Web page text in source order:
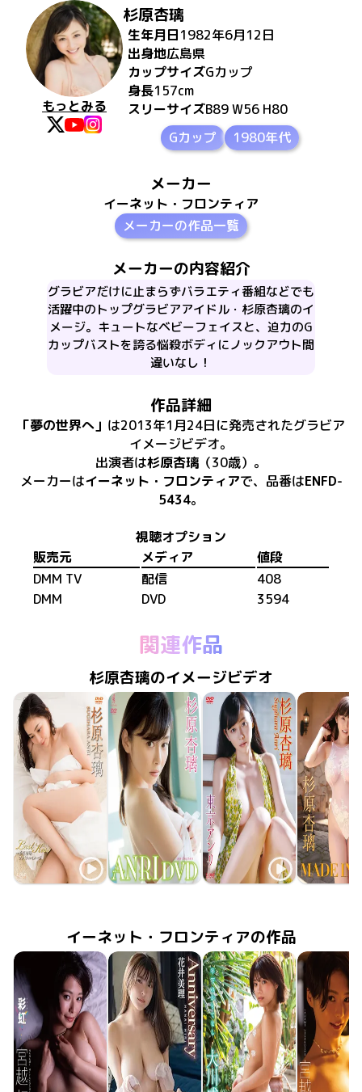
もっとみる
杉原杏璃
生年月日1982年6月12日
出身地広島県
カップサイズGカップ
身長157cm
スリーサイズB89 W56 H80
Gカップ
1980年代
メーカー
イーネット・フロンティア
メーカーの作品一覧
メーカーの内容紹介
グラビアだけに止まらずバラエティ番組などでも
活躍中のトップグラビアアイドル・杉原杏璃のイ
メージ。キュートなベビーフェイスと、迫力のG
カップバストを誇る悩殺ボディにノックアウト間
違いなし！
作品詳細
「夢の世界へ 」 は2013年1月24日に発売されたグラビア
イメージビデオ。
出演者は杉原杏璃 （30歳） 。
メーカーはイーネット・フロンティアで、​ 品番はENFD-
5434。
視聴オプション
販売元
メディア
値段
DMM TV
配信
408
DMM
DVD 3594
関連作品
杉原杏璃のイメージビデオ
杉原杏璃
杉原杏璃
杉原杏璃
杉原杏
イーネット・フロンティアの作品